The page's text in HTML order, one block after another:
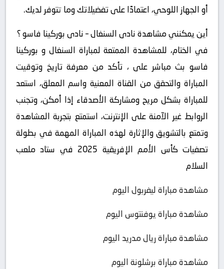
أو الجهاز اللوحي، اعتمادًا على تفضيلاتك وما تتوفر لديك.
أين يمكنني مشاهدة ‎نادى السنغال – نادى بوركينا فاسو ؟
في الختام، للمشاهدة الممتعة لمباراة السنغال و بوركينا
فاسو بث مباشر على ، تأكد من معرفة تاريخ وتوقيت
المباراة والتحقق من القناة المعنية واسم المعلق، استعد
للمباراة بشكل مريح ومشاركة الأصدقاء إذا أمكن، وتجنب
الروابط غير الآمنة على الإنترنت، استمتع بتجربة المشاهدة
وتمتع بالتشويق والإثارة لهذه المباراة المهمة في بطولة
تصفيات كأس الأمم الإفريقية 2025 في ستاد ملعب
السلام
مشاهدة مباراة ليفربول اليوم
مشاهدة مباراة يوفنتوس اليوم
مشاهدة مباراة ريال مدريد اليوم
مشاهدة مباراة برشلونة اليوم